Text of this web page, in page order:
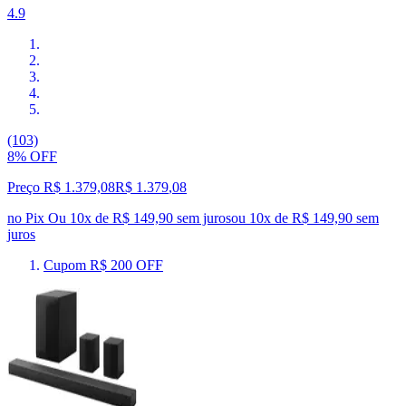
4.9
(103)
8% OFF
Preço R$ 1.379,08R$ 1.379,08
no Pix Ou 10x de R$ 149,90 sem jurosou 10x de R$ 149,90 sem
juros
Cupom R$ 200 OFF